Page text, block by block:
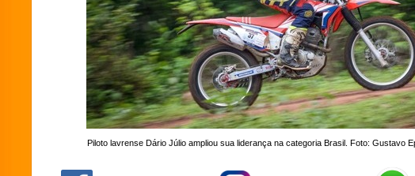
Piloto lavrense Dário Júlio ampliou sua liderança na categoria Brasil. Foto: Gustavo